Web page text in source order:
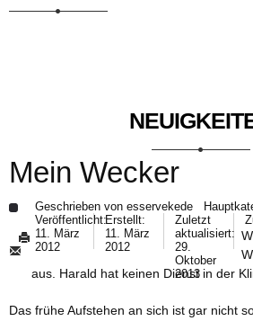
Mein Wecker
Geschrieben von esservekede
Veröffentlicht:
11. März
2012
Erstellt:
11. März
2012
Zuletzt
aktualisiert:
29.
Oktober
2013
aus. Harald hat keinen Dienst in der
Das frühe Aufstehen an sich ist gar nicht